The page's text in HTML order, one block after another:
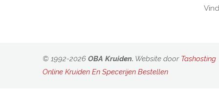
© 1992-2026 OBA Kruiden. Website door Tashosting
Online Kruiden En Specerijen Bestellen